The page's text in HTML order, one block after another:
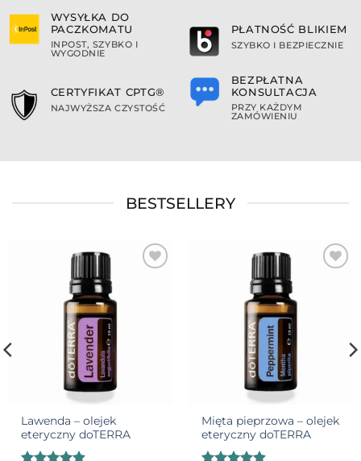
WYSYŁKA DO
PACZKOMATU
INPOST, SZYBKO I
WYGODNIE
PŁATNOŚĆ BLIKIEM
SZYBKO I BEZPIECZNIE
CERTYFIKAT CPTG®
NAJWYŻSZA CZYSTOŚĆ
BEZPŁATNA
KONSULTACJA
PRZY KAŻDYM
ZAMÓWIENIU
BESTSELLERY
Lawenda – olejek
eteryczny doTERRA
Mięta pieprzowa – olejek
eteryczny doTERRA